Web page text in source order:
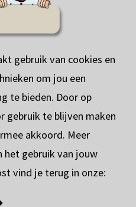
gebruik van cookies en
om jou een
te bieden. Door op
gebruik te blijven maken
akkoord. Meer
het gebruik van jouw
vind je terug in onze: